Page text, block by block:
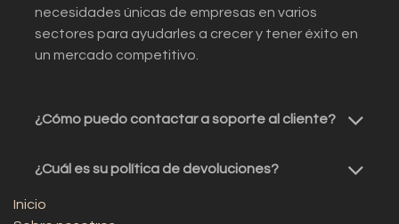
necesidades únicas de empresas en varios
sectores para ayudarles a crecer y tener éxito en
un mercado competitivo.
¿Cómo puedo contactar a soporte al cliente?
¿Cuál es su política de devoluciones?
Inicio